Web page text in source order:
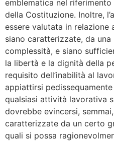
emblematica nel
della Costituzione. Inoltre,
essere valutata in
siano caratterizzate, da
complessità, e siano
la libertà e la dignità della
requisito dell’inabilità al
appiattirsi
qualsiasi attività lavorativa
dovrebbe evincersi,
caratterizzate da un certo
quali si possa